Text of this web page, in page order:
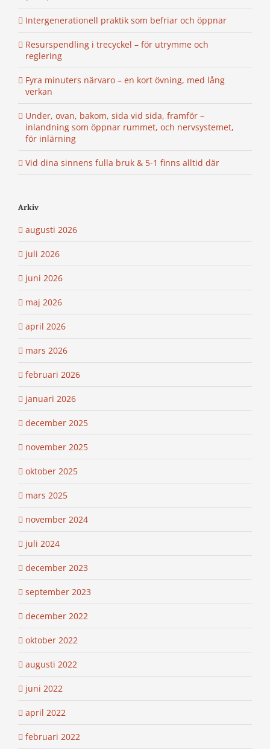
Intergenerationell praktik som befriar och öppnar
Resurspendling i trecyckel – för utrymme och
reglering
Fyra minuters närvaro – en kort övning, med lång
verkan
Under, ovan, bakom, sida vid sida, framför –
inlandning som öppnar rummet, och nervsystemet,
för inlärning
Vid dina sinnens fulla bruk & 5-1 finns alltid där
Arkiv
augusti 2026
juli 2026
juni 2026
maj 2026
april 2026
mars 2026
februari 2026
januari 2026
december 2025
november 2025
oktober 2025
mars 2025
november 2024
juli 2024
december 2023
september 2023
december 2022
oktober 2022
augusti 2022
juni 2022
april 2022
februari 2022